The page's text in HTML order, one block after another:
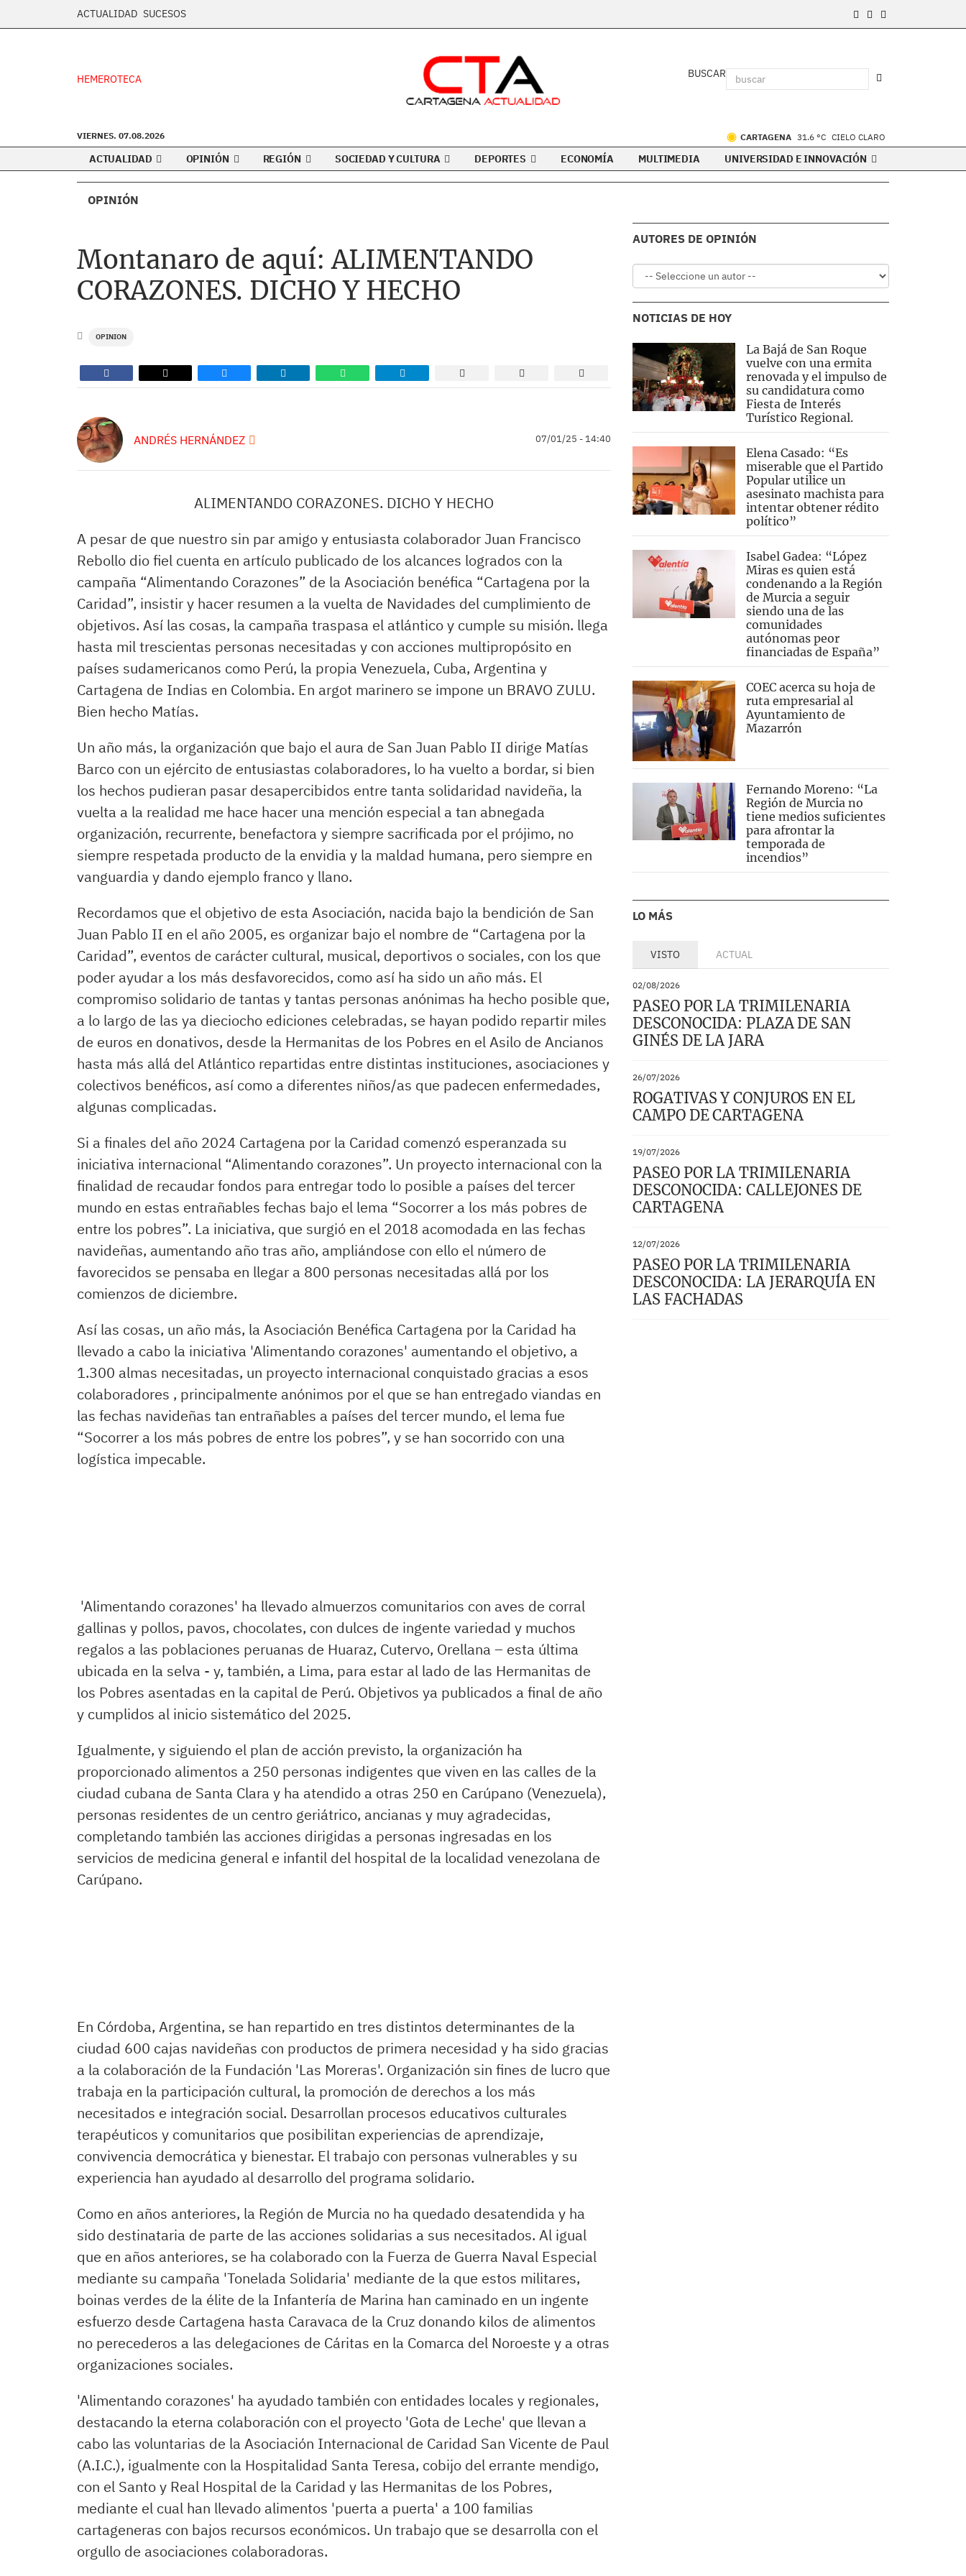
ACTUALIDAD SUCESOS
HEMEROTECA BUSCAR
VIERNES. 07.08.2026 CARTAGENA 31.6 °C CIELO CLARO
ACTUALIDAD OPINIÓN REGIÓN SOCIEDAD Y CULTURA DEPORTES ECONOMÍA MULTIMEDIA UNIVERSIDAD E INNOVACIÓN
OPINIÓN
Montanaro de aquí: ALIMENTANDO
CORAZONES. DICHO Y HECHO
OPINION
ANDRÉS HERNÁNDEZ 07/01/25 - 14:40
ALIMENTANDO CORAZONES. DICHO Y HECHO
A pesar de que nuestro sin par amigo y entusiasta colaborador Juan Francisco
Rebollo dio fiel cuenta en artículo publicado de los alcances logrados con la
campaña “Alimentando Corazones” de la Asociación benéfica “Cartagena por la
Caridad”, insistir y hacer resumen a la vuelta de Navidades del cumplimiento de
objetivos. Así las cosas, la campaña traspasa el atlántico y cumple su misión. llega
hasta mil trescientas personas necesitadas y con acciones multipropósito en
países sudamericanos como Perú, la propia Venezuela, Cuba, Argentina y
Cartagena de Indias en Colombia. En argot marinero se impone un BRAVO ZULU.
Bien hecho Matías.
Un año más, la organización que bajo el aura de San Juan Pablo II dirige Matías
Barco con un ejército de entusiastas colaboradores, lo ha vuelto a bordar, si bien
los hechos pudieran pasar desapercibidos entre tanta solidaridad navideña, la
vuelta a la realidad me hace hacer una mención especial a tan abnegada
organización, recurrente, benefactora y siempre sacrificada por el prójimo, no
siempre respetada producto de la envidia y la maldad humana, pero siempre en
vanguardia y dando ejemplo franco y llano.
Recordamos que el objetivo de esta Asociación, nacida bajo la bendición de San
Juan Pablo II en el año 2005, es organizar bajo el nombre de “Cartagena por la
Caridad”, eventos de carácter cultural, musical, deportivos o sociales, con los que
poder ayudar a los más desfavorecidos, como así ha sido un año más. El
compromiso solidario de tantas y tantas personas anónimas ha hecho posible que,
a lo largo de las ya dieciocho ediciones celebradas, se hayan podido repartir miles
de euros en donativos, desde la Hermanitas de los Pobres en el Asilo de Ancianos
hasta más allá del Atlántico repartidas entre distintas instituciones, asociaciones y
colectivos benéficos, así como a diferentes niños/as que padecen enfermedades,
algunas complicadas.
Si a finales del año 2024 Cartagena por la Caridad comenzó esperanzada su
iniciativa internacional “Alimentando corazones”. Un proyecto internacional con la
finalidad de recaudar fondos para entregar todo lo posible a países del tercer
mundo en estas entrañables fechas bajo el lema “Socorrer a los más pobres de
entre los pobres”. La iniciativa, que surgió en el 2018 acomodada en las fechas
navideñas, aumentando año tras año, ampliándose con ello el número de
favorecidos se pensaba en llegar a 800 personas necesitadas allá por los
comienzos de diciembre.
Así las cosas, un año más, la Asociación Benéfica Cartagena por la Caridad ha
llevado a cabo la iniciativa 'Alimentando corazones' aumentando el objetivo, a
1.300 almas necesitadas, un proyecto internacional conquistado gracias a esos
colaboradores , principalmente anónimos por el que se han entregado viandas en
las fechas navideñas tan entrañables a países del tercer mundo, el lema fue
“Socorrer a los más pobres de entre los pobres”, y se han socorrido con una
logística impecable.
'Alimentando corazones' ha llevado almuerzos comunitarios con aves de corral
gallinas y pollos, pavos, chocolates, con dulces de ingente variedad y muchos
regalos a las poblaciones peruanas de Huaraz, Cutervo, Orellana – esta última
ubicada en la selva - y, también, a Lima, para estar al lado de las Hermanitas de
los Pobres asentadas en la capital de Perú. Objetivos ya publicados a final de año
y cumplidos al inicio sistemático del 2025.
Igualmente, y siguiendo el plan de acción previsto, la organización ha
proporcionado alimentos a 250 personas indigentes que viven en las calles de la
ciudad cubana de Santa Clara y ha atendido a otras 250 en Carúpano (Venezuela),
personas residentes de un centro geriátrico, ancianas y muy agradecidas,
completando también las acciones dirigidas a personas ingresadas en los
servicios de medicina general e infantil del hospital de la localidad venezolana de
Carúpano.
En Córdoba, Argentina, se han repartido en tres distintos determinantes de la
ciudad 600 cajas navideñas con productos de primera necesidad y ha sido gracias
a la colaboración de la Fundación 'Las Moreras'. Organización sin fines de lucro que
trabaja en la participación cultural, la promoción de derechos a los más
necesitados e integración social. Desarrollan procesos educativos culturales
terapéuticos y comunitarios que posibilitan experiencias de aprendizaje,
convivencia democrática y bienestar. El trabajo con personas vulnerables y su
experiencia han ayudado al desarrollo del programa solidario.
Como en años anteriores, la Región de Murcia no ha quedado desatendida y ha
sido destinataria de parte de las acciones solidarias a sus necesitados. Al igual
que en años anteriores, se ha colaborado con la Fuerza de Guerra Naval Especial
mediante su campaña 'Tonelada Solidaria' mediante de la que estos militares,
boinas verdes de la élite de la Infantería de Marina han caminado en un ingente
esfuerzo desde Cartagena hasta Caravaca de la Cruz donando kilos de alimentos
no perecederos a las delegaciones de Cáritas en la Comarca del Noroeste y a otras
organizaciones sociales.
'Alimentando corazones' ha ayudado también con entidades locales y regionales,
destacando la eterna colaboración con el proyecto 'Gota de Leche' que llevan a
cabo las voluntarias de la Asociación Internacional de Caridad San Vicente de Paul
(A.I.C.), igualmente con la Hospitalidad Santa Teresa, cobijo del errante mendigo,
con el Santo y Real Hospital de la Caridad y las Hermanitas de los Pobres,
mediante el cual han llevado alimentos 'puerta a puerta' a 100 familias
cartageneras con bajos recursos económicos. Un trabajo que se desarrolla con el
orgullo de asociaciones colaboradoras.
AUTORES DE OPINIÓN
NOTICIAS DE HOY
La Bajá de San Roque
vuelve con una ermita
renovada y el impulso de
su candidatura como
Fiesta de Interés
Turístico Regional.
Elena Casado: “Es
miserable que el Partido
Popular utilice un
asesinato machista para
intentar obtener rédito
político”
Isabel Gadea: “López
Miras es quien está
condenando a la Región
de Murcia a seguir
siendo una de las
comunidades
autónomas peor
financiadas de España”
COEC acerca su hoja de
ruta empresarial al
Ayuntamiento de
Mazarrón
Fernando Moreno: “La
Región de Murcia no
tiene medios suficientes
para afrontar la
temporada de
incendios”
LO MÁS
VISTO ACTUAL
02/08/2026
PASEO POR LA TRIMILENARIA
DESCONOCIDA: PLAZA DE SAN
GINÉS DE LA JARA
26/07/2026
ROGATIVAS Y CONJUROS EN EL
CAMPO DE CARTAGENA
19/07/2026
PASEO POR LA TRIMILENARIA
DESCONOCIDA: CALLEJONES DE
CARTAGENA
12/07/2026
PASEO POR LA TRIMILENARIA
DESCONOCIDA: LA JERARQUÍA EN
LAS FACHADAS